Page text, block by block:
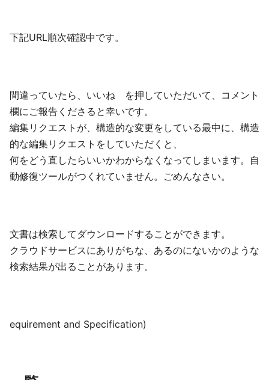
下記URL順次確認中です。
間違っていたら、いいね を押していただいて、コメント
欄にご報告くださると幸いです。
編集リクエストが、構造的な変更をしている最中に、構造
的な編集リクエストをしていただくと、
何をどう直したらいいかわからなくなってしまいます。自
動修復ツールがつくれていません。ごめんなさい。
文書は検索してダウンロードすることができます。
クラウドサービスにありがちな、あるのにないかのような
検索結果が出ることがあります。
equirement and Specification)